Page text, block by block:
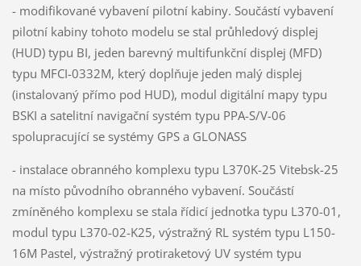
- modifikované vybavení pilotní kabiny. Součástí vybavení
pilotní kabiny tohoto modelu se stal průhledový displej
(HUD) typu BI, jeden barevný multifunkční displej (MFD)
typu MFCI-0332M, který doplňuje jeden malý displej
(instalovaný přímo pod HUD), modul digitální mapy typu
BSKI a satelitní navigační systém typu PPA-S/V-06
spolupracující se systémy GPS a GLONASS
- instalace obranného komplexu typu L370K-25 Vitebsk-25
na místo původního obranného vybavení. Součástí
zmíněného komplexu se stala řídicí jednotka typu L370-01,
modul typu L370-02-K25, výstražný RL systém typu L150-
16M Pastel, výstražný protiraketový UV systém typu